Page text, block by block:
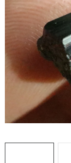
KRYSTALY
ČLÁNKY
NALEZIŠTĚ
NÁŠ PŘÍBĚH
VIDEOGALERIE